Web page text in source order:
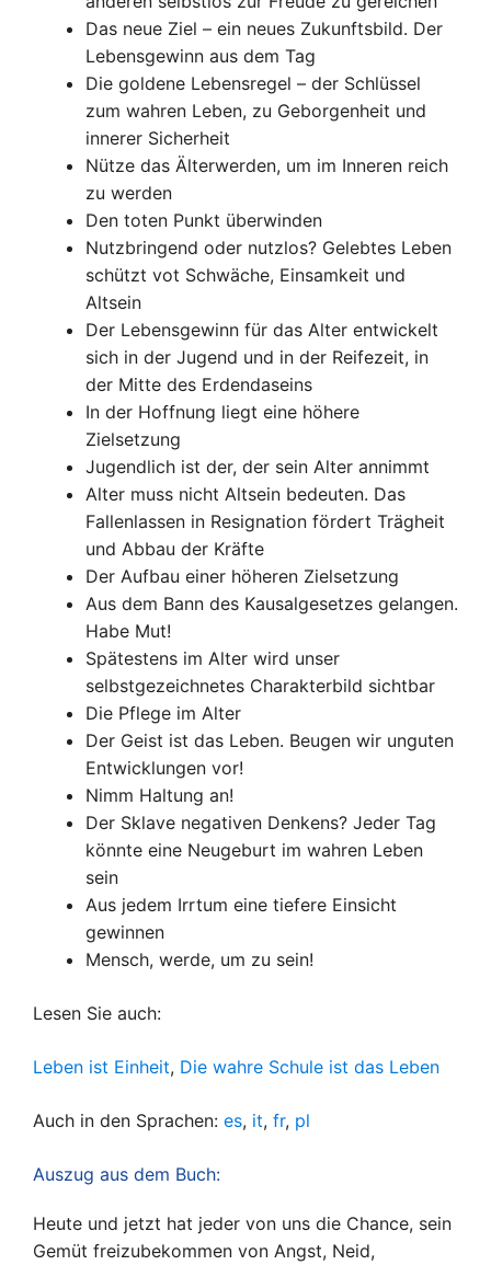
Das neue Ziel – ein neues Zukunftsbild. Der
Lebensgewinn aus dem Tag
Die goldene Lebensregel – der Schlüssel
zum wahren Leben, zu Geborgenheit und
innerer Sicherheit
Nütze das Älterwerden, um im Inneren reich
zu werden
Den toten Punkt überwinden
Nutzbringend oder nutzlos? Gelebtes Leben
schützt vot Schwäche, Einsamkeit und
Altsein
Der Lebensgewinn für das Alter entwickelt
sich in der Jugend und in der Reifezeit, in
der Mitte des Erdendaseins
In der Hoffnung liegt eine höhere
Zielsetzung
Jugendlich ist der, der sein Alter annimmt
Alter muss nicht Altsein bedeuten. Das
Fallenlassen in Resignation fördert Trägheit
und Abbau der Kräfte
Der Aufbau einer höheren Zielsetzung
Aus dem Bann des Kausalgesetzes gelangen.
Habe Mut!
Spätestens im Alter wird unser
selbstgezeichnetes Charakterbild sichtbar
Die Pflege im Alter
Der Geist ist das Leben. Beugen wir unguten
Entwicklungen vor!
Nimm Haltung an!
Der Sklave negativen Denkens? Jeder Tag
könnte eine Neugeburt im wahren Leben
sein
Aus jedem Irrtum eine tiefere Einsicht
gewinnen
Mensch, werde, um zu sein!
Lesen Sie auch:
Leben ist Einheit, Die wahre Schule ist das Leben
Auch in den Sprachen: es, it, fr, pl
Auszug aus dem Buch:
Heute und jetzt hat jeder von uns die Chance, sein
Gemüt freizubekommen von Angst, Neid,